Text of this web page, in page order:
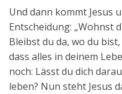
Und dann kommt Jesus
Entscheidung: „Wohnst
Bleibst du da, wo du
dass alles in deinem
noch: Lässt du dich
leben? Nun steht Jesus